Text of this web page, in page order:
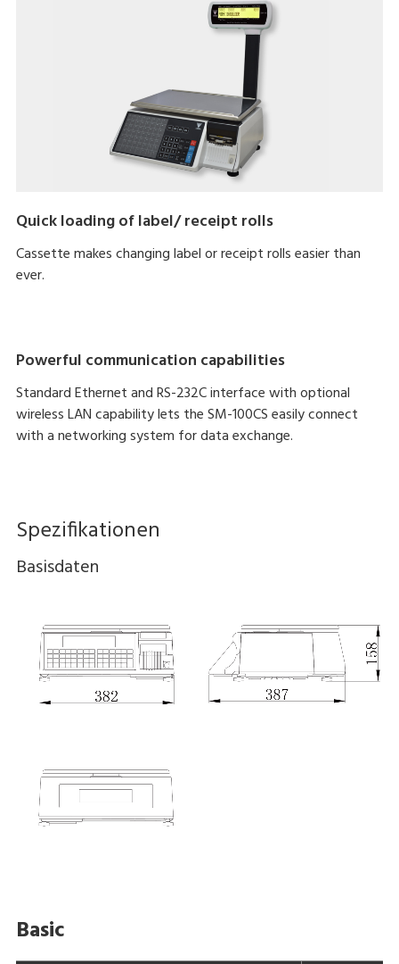
Quick loading of label/ receipt rolls
Cassette makes changing label or receipt rolls easier than
ever.
Powerful communication capabilities
Standard Ethernet and RS-232C interface with optional
wireless LAN capability lets the SM-100CS easily connect
with a networking system for data exchange.
Spezifikationen
Basisdaten
Basic